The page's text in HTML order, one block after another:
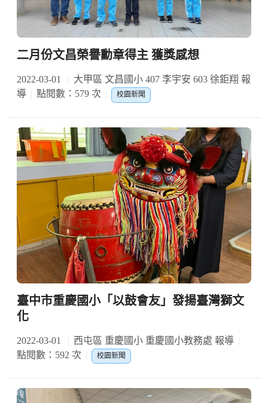
二月份文昌榮譽勳章得主 獲獎感想
2022-03-01
大甲區 文昌國小 407 李宇安 603 徐鉅翔 報
導
點閱數：579 次 校園新聞
臺中市重慶國小「以鼓會友」發揚臺灣獅文
化
2022-03-01
西屯區 重慶國小 重慶國小教務處 報導
點閱數：592 次
校園新聞